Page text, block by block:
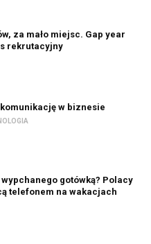
za mało miejsc. Gap year
rekrutacyjny
w biznesie
gotówką? Polacy
telefonem na wakacjach